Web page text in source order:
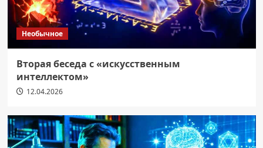
Необычное
Вторая беседа с «искусственным
интеллектом»
12.04.2026